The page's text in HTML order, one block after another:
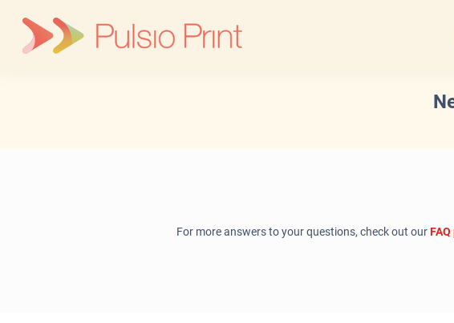
content
For more answers to your questions, check out our